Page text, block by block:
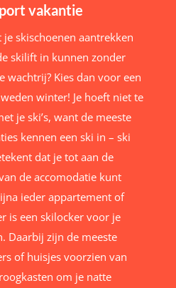
vakantie
je skischoenen aantrekken
skilift in kunnen zonder
wachtrij? Kies dan voor een
winter! Je hoeft niet te
je ski’s, want de meeste
kennen een ski in – ski
dat je tot aan de
de accomodatie kunt
ieder appartement of
is een skilocker voor je
Daarbij zijn de meeste
of huisjes voorzien van
om je natte